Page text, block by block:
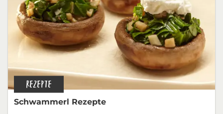
REZEPTE
Schwammerl Rezepte